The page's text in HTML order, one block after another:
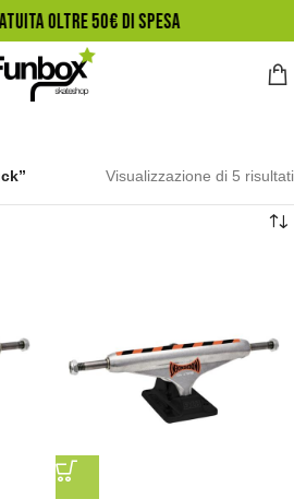
OLTRE 50€ DI SPESA
Visualizzazione di 5 risultati